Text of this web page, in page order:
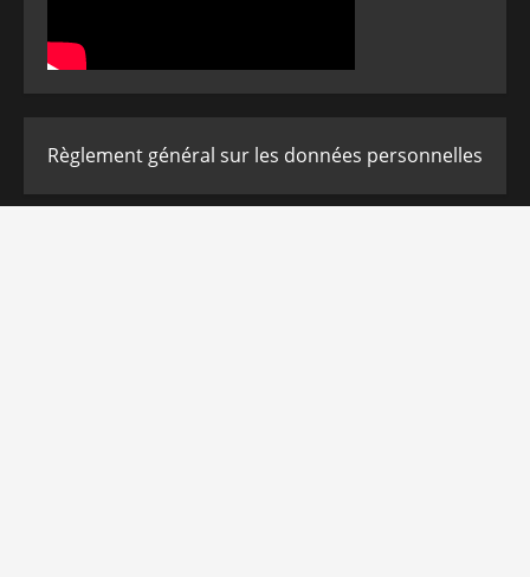
Règlement général sur les données personnelles